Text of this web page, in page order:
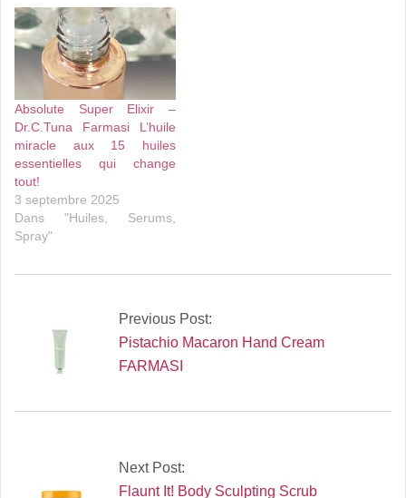
Absolute Super Elixir –
Dr.C.Tuna Farmasi L’huile
miracle aux 15 huiles
essentielles qui change
tout!
3 septembre 2025
Dans "Huiles, Serums,
Spray"
Previous Post:
Pistachio Macaron Hand Cream
FARMASI
Next Post:
Flaunt It! Body Sculpting Scrub